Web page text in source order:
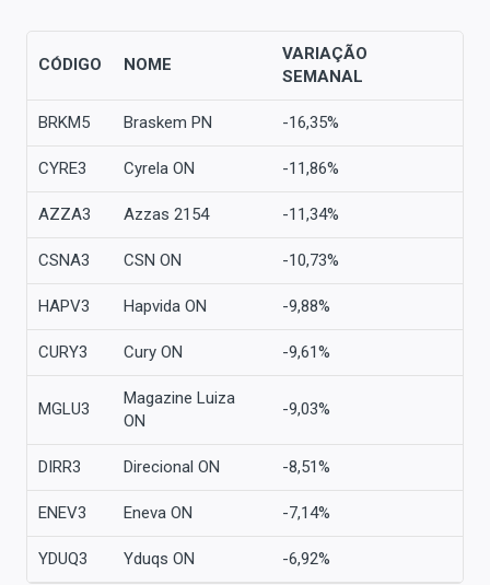
CÓDIGO NOME
VARIAÇÃO
SEMANAL
BRKM5 Braskem PN -16,35%
CYRE3 Cyrela ON -11,86%
AZZA3 Azzas 2154 -11,34%
CSNA3 CSN ON -10,73%
HAPV3 Hapvida ON -9,88%
CURY3 Cury ON -9,61%
MGLU3
Magazine Luiza
ON
-9,03%
DIRR3 Direcional ON -8,51%
ENEV3 Eneva ON -7,14%
YDUQ3 Yduqs ON -6,92%